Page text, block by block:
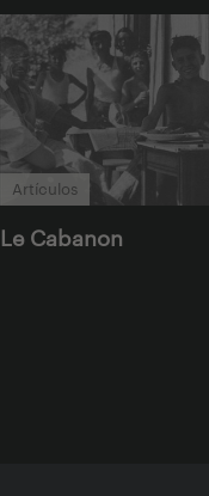
Artículos
Le Cabanon